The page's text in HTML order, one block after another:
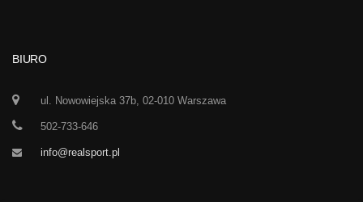
BIURO
ul. Nowowiejska 37b, 02-010 Warszawa
502-733-646
info@realsport.pl